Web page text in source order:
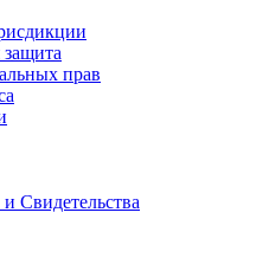
прав
Свидетельства